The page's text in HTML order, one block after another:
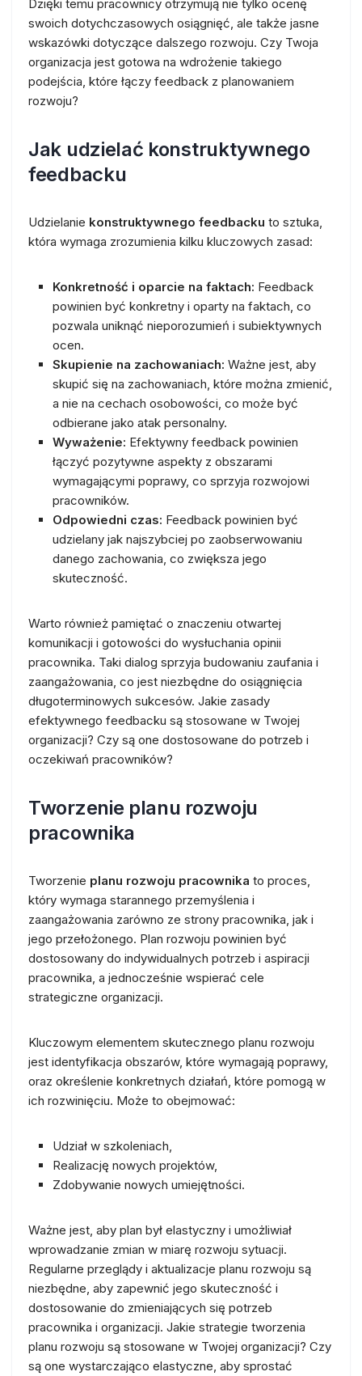
Dzięki temu pracownicy otrzymują nie tylko ocenę
swoich dotychczasowych osiągnięć, ale także jasne
wskazówki dotyczące dalszego rozwoju. Czy Twoja
organizacja jest gotowa na wdrożenie takiego
podejścia, które łączy feedback z planowaniem
rozwoju?
Jak udzielać konstruktywnego
feedbacku
Udzielanie konstruktywnego feedbacku to sztuka,
która wymaga zrozumienia kilku kluczowych zasad:
Konkretność i oparcie na faktach: Feedback
powinien być konkretny i oparty na faktach, co
pozwala uniknąć nieporozumień i subiektywnych
ocen.
Skupienie na zachowaniach: Ważne jest, aby
skupić się na zachowaniach, które można zmienić,
a nie na cechach osobowości, co może być
odbierane jako atak personalny.
Wyważenie: Efektywny feedback powinien
łączyć pozytywne aspekty z obszarami
wymagającymi poprawy, co sprzyja rozwojowi
pracowników.
Odpowiedni czas: Feedback powinien być
udzielany jak najszybciej po zaobserwowaniu
danego zachowania, co zwiększa jego
skuteczność.
Warto również pamiętać o znaczeniu otwartej
komunikacji i gotowości do wysłuchania opinii
pracownika. Taki dialog sprzyja budowaniu zaufania i
zaangażowania, co jest niezbędne do osiągnięcia
długoterminowych sukcesów. Jakie zasady
efektywnego feedbacku są stosowane w Twojej
organizacji? Czy są one dostosowane do potrzeb i
oczekiwań pracowników?
Tworzenie planu rozwoju
pracownika
Tworzenie planu rozwoju pracownika to proces,
który wymaga starannego przemyślenia i
zaangażowania zarówno ze strony pracownika, jak i
jego przełożonego. Plan rozwoju powinien być
dostosowany do indywidualnych potrzeb i aspiracji
pracownika, a jednocześnie wspierać cele
strategiczne organizacji.
Kluczowym elementem skutecznego planu rozwoju
jest identyfikacja obszarów, które wymagają poprawy,
oraz określenie konkretnych działań, które pomogą w
ich rozwinięciu. Może to obejmować:
Udział w szkoleniach,
Realizację nowych projektów,
Zdobywanie nowych umiejętności.
Ważne jest, aby plan był elastyczny i umożliwiał
wprowadzanie zmian w miarę rozwoju sytuacji.
Regularne przeglądy i aktualizacje planu rozwoju są
niezbędne, aby zapewnić jego skuteczność i
dostosowanie do zmieniających się potrzeb
pracownika i organizacji. Jakie strategie tworzenia
planu rozwoju są stosowane w Twojej organizacji? Czy
są one wystarczająco elastyczne, aby sprostać